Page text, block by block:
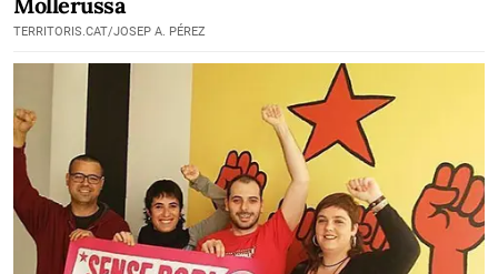
TERRITORIS.CAT/JOSEP A. PÉREZ